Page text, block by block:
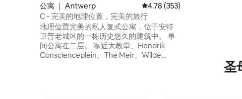
公寓 ｜ Antwerp 平均评分 4.78 分（满分 5 分）
4.78 (353)
C - 完美的地理位置，完美的旅行
地理位置完美的私人复式公寓，位于安特
卫普老城区的一栋历史悠久的建筑中。 单
间公寓在二层。 靠近大教堂、Hendrik
Conscienceplein、The Meir、Wilde
圣